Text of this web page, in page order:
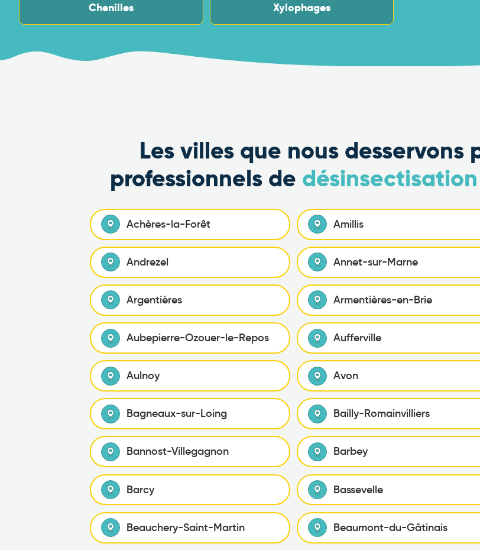
Chenilles Xylophages
Les villes que nous desservons
professionnels de
Achères-la-Forêt Amillis
Andrezel Annet-sur-Marne
Argentières Armentières-en-Brie
Aubepierre-Ozouer-le-Repos Aufferville
Aulnoy Avon
Bagneaux-sur-Loing Bailly-Romainvilliers
Bannost-Villegagnon Barbey
Barcy Bassevelle
Beauchery-Saint-Martin Beaumont-du-Gâtinais